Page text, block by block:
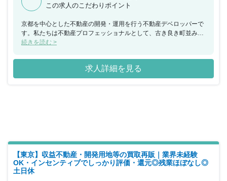
この求人のこだわりポイント
京都を中心とした不動産の開発・運用を行う不動産デベロッパーで
す。私たちは不動産プロフェッショナルとして、古き良き町並みを
今もなお残す「京都」を中心に 開発・販売・管理を行い、社会に必
テクノロジーを駆使して資産を形成さらなる不動産の可能性を見出
し、IoTマンションやスマートホームの開発、クラウドファンディ
ングプラットフォームの構築など不動産テクノロジーに注力した、
トムアップの提案に対する承認率が高く決裁後の導入が早い
続きを読む >
求人詳細を見る
【東京】収益不動産・開発用地等の買取再販｜業界未経験
OK・インセンティブでしっかり評価・還元◎残業ほぼなし◎
土日休